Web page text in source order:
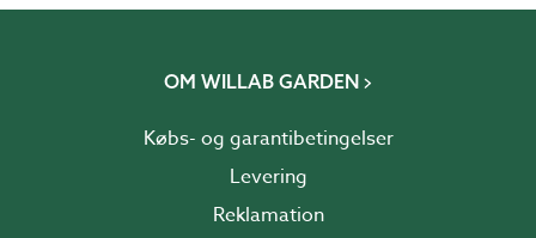
OM WILLAB GARDEN
Købs- og garantibetingelser
Levering
Reklamation